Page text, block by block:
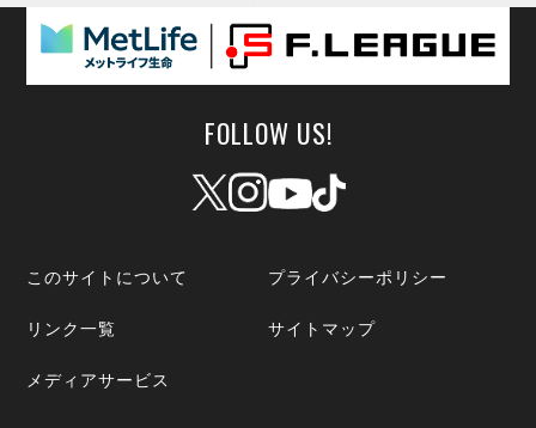
FOLLOW US!
このサイトについて プライバシーポリシー
リンク一覧 サイトマップ
メディアサービス